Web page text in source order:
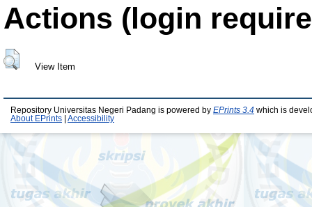
Actions (login
View Item
Repository Universitas Negeri Padang is powered by EPrints 3.4 which is
About EPrints
Accessibility